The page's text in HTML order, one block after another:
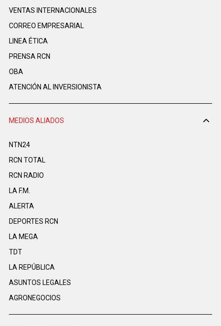
VENTAS INTERNACIONALES
CORREO EMPRESARIAL
LINEA ÉTICA
PRENSA RCN
OBA
ATENCIÓN AL INVERSIONISTA
MEDIOS ALIADOS
NTN24
RCN TOTAL
RCN RADIO
LA F.M.
ALERTA
DEPORTES RCN
LA MEGA
TDT
LA REPÚBLICA
ASUNTOS LEGALES
AGRONEGOCIOS